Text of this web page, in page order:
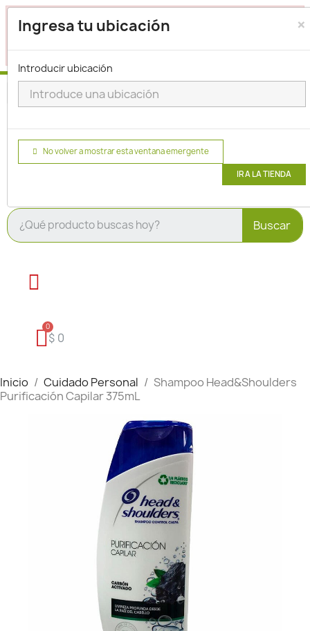
Seleccione su ubicación para que podamos verificar si
actualmente prestamos servicio en su área.
aquípara seleccionar una ubicación.
×
Ingresa tu ubicación
Introducir ubicación
No volver a mostrar esta ventana emergente
IR A LA TIENDA
Buscar
$ 0
Inicio Cuidado Personal
Shampoo Head&Shoulders
Purificación Capilar 375mL